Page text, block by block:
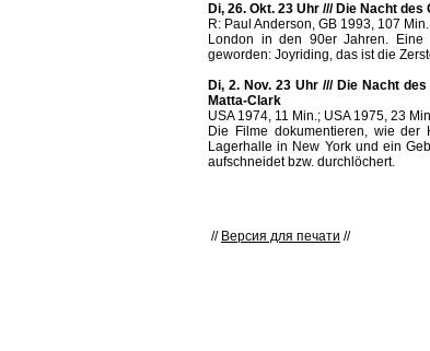
Di, 26. Okt. 23 Uhr /// Die Nacht
R: Paul Anderson, GB 1993, 107
London in den 90er Jahren. Eine
geworden: Joyriding, das ist die
Di, 2. Nov. 23 Uhr /// Die Nacht
Matta-Clark
USA 1974, 11 Min.; USA 1975, 23
Die Filme dokumentieren, wie der
Lagerhalle in New York und ein
aufschneidet bzw. durchlöchert.
// Версия для печати //